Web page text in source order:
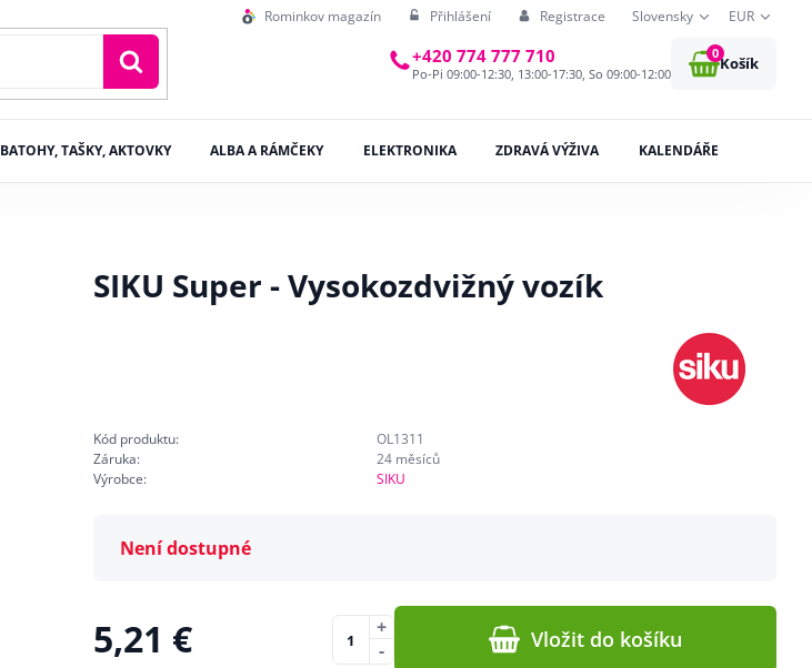
Rominkov magazín Přihlášení Registrace Slovensky EUR
+420 774 777 710
Po-Pi 09:00-12:30, 13:00-17:30, So 09:00-12:00
0
Košík
BATOHY, TAŠKY, AKTOVKY ALBA A RÁMČEKY ELEKTRONIKA ZDRAVÁ VÝŽIVA KALENDÁŘE
SIKU Super - Vysokozdvižný vozík
Kód produktu:
OL1311
Záruka:
24 měsíců
Výrobce:
SIKU
Není dostupné
5,21 € -
+ Vložit do košíku